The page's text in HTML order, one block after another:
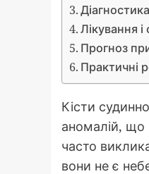
Лікування
Прогноз
Практичні
Кісти
аномалій, що
часто
вони не є